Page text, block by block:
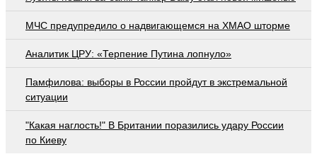
МЧС предупредило о надвигающемся на ХМАО шторме
Аналитик ЦРУ: «Терпение Путина лопнуло»
Памфилова: выборы в России пройдут в экстремальной
ситуации
"Какая наглость!" В Британии поразились удару России
по Киеву